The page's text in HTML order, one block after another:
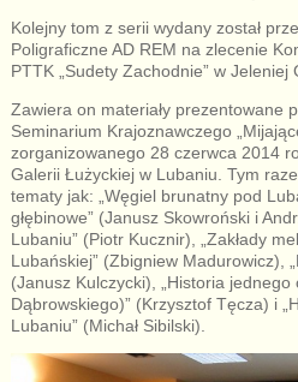
Kolejny tom z serii wydany został
Poligraficzne AD REM na zlecenie
PTTK „Sudety Zachodnie” w Jeleniej
Zawiera on materiały prezentowane
Seminarium Krajoznawczego
zorganizowanego 28 czerwca 2014
Galerii Łużyckiej w Lubaniu. Tym
tematy jak: „Węgiel brunatny pod
głębinowe” (Janusz Skowroński i
Lubaniu” (Piotr Kucznir), „Zakłady
Lubańskiej” (Zbigniew Madurowicz),
(Janusz Kulczycki), „Historia jednego
Dąbrowskiego)” (Krzysztof Tęcza) i
Lubaniu” (Michał Sibilski).